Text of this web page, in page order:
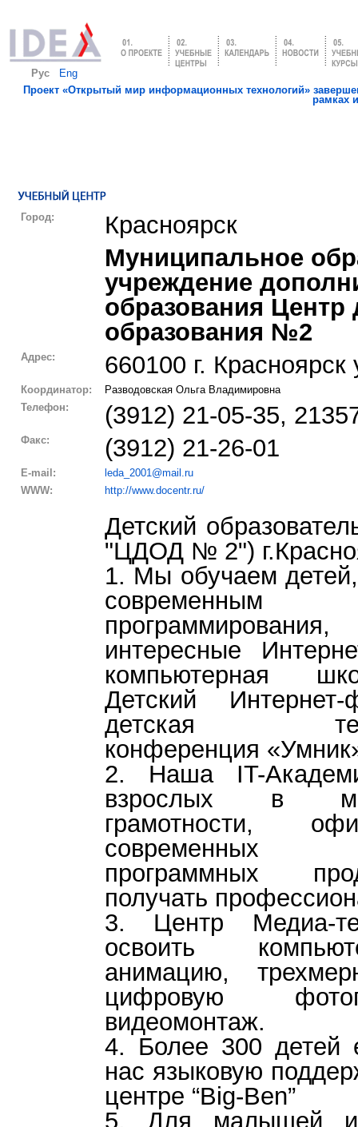
Рус
Eng
Проект «Открытый мир информационных технологий»
рамках
Город:
Красноярск
Муниципальное
учреждение
образования Центр
образования №2
Адрес: 660100 г.
Координатор:
Разводовская Ольга Владимировна
Телефон:
(3912) 21-05-35,
Факс: (3912) 21-26-01
E-mail:
leda_2001@mail.ru
WWW:
http://www.docentr.ru/
Детский
"ЦДОД № 2")
1. Мы обучаем
интересные
компьютерная
Детский
детская
конференция
2. Наша IT-
взрослых в
грамотности,
современных
программных
получать
3. Центр Медиа-
освоить
анимацию,
цифровую
видеомонтаж.
4. Более 300 детей
нас языковую
центре “Big-Ben”
5. Для малышей